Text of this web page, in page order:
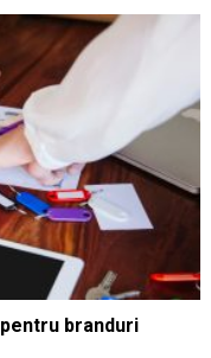
branduri